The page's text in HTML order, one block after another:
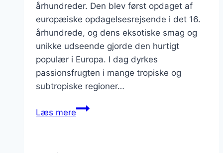
århundreder. Den blev først opdaget af
europæiske opdagelsesrejsende i det 16.
århundrede, og dens eksotiske smag og
unikke udseende gjorde den hurtigt
populær i Europa. I dag dyrkes
passionsfrugten i mange tropiske og
subtropiske regioner…
Læs merePassionsfrugt